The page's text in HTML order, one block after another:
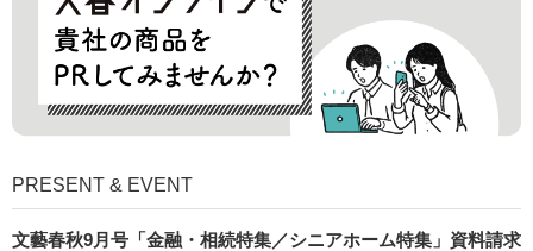
PRESENT & EVENT
文藝春秋9月号「金融・相続特集／シニアホーム特集」資料請求